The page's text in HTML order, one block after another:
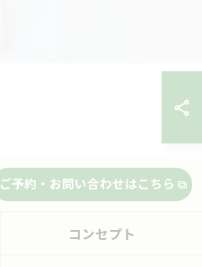
ご予約・お問い合わせはこちら
コンセプト